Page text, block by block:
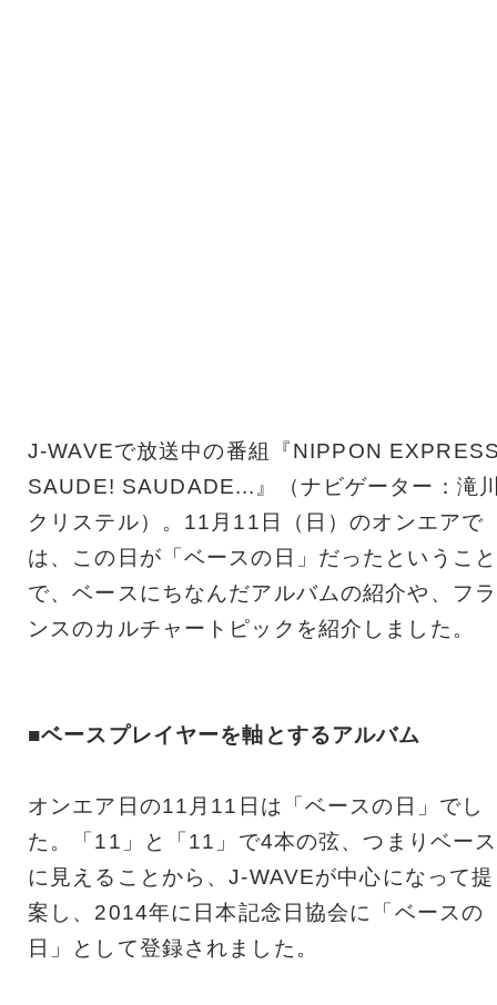
J-WAVEで放送中の番組『NIPPON
SAUDE! SAUDADE...』（ナビゲーター：滝
クリステル）。11月11日（日）のオンエアで
は、この日が「ベースの日」だったということ
で、ベースにちなんだアルバムの紹介や、フラ
ンスのカルチャートピックを紹介しました。
■ベースプレイヤーを軸とするアルバム
オンエア日の11月11日は「ベースの日」でし
た。「11」と「11」で4本の弦、つまりベース
に見えることから、J-WAVEが中心になって提
案し、2014年に日本記念日協会に「ベースの
日」として登録されました。